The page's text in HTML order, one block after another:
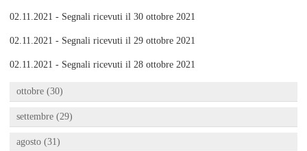
02.11.2021 - Segnali ricevuti il 30 ottobre 2021
02.11.2021 - Segnali ricevuti il 29 ottobre 2021
02.11.2021 - Segnali ricevuti il 28 ottobre 2021
ottobre (30)
settembre (29)
agosto (31)